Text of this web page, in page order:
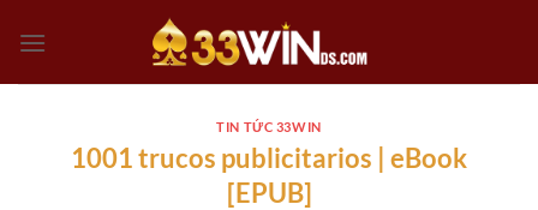
đến
TIN TỨC 33WIN
1001 trucos publicitarios | eBook
[EPUB]